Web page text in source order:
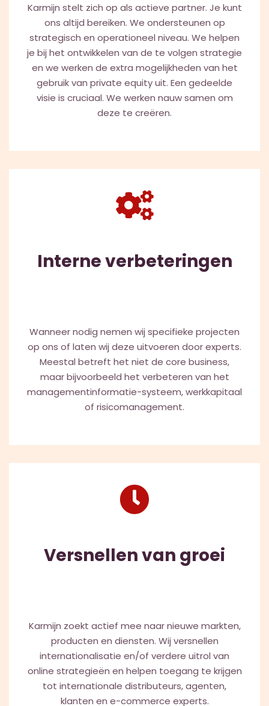
Karmijn stelt zich op als actieve partner. Je kunt
ons altijd bereiken. We ondersteunen op
strategisch en operationeel niveau. We helpen
je bij het ontwikkelen van de te volgen strategie
en we werken de extra mogelijkheden van het
gebruik van private equity uit. Een gedeelde
visie is cruciaal. We werken nauw samen om
deze te creëren.
Interne verbeteringen
Wanneer nodig nemen wij specifieke projecten
op ons of laten wij deze uitvoeren door experts.
Meestal betreft het niet de core business,
maar bijvoorbeeld het verbeteren van het
managementinformatie-systeem, werkkapitaal
of risicomanagement.
Versnellen van groei
Karmijn zoekt actief mee naar nieuwe markten,
producten en diensten. Wij versnellen
internationalisatie en/of verdere uitrol van
online strategieën en helpen toegang te krijgen
tot internationale distributeurs, agenten,
klanten en e-commerce experts.